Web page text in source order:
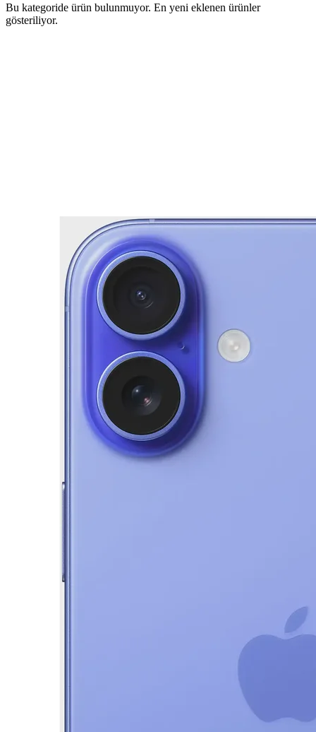
Bu kategoride ürün bulunmuyor. En yeni eklenen ürünler
gösteriliyor.